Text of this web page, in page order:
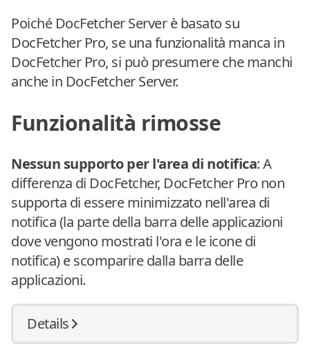
Poiché DocFetcher Server è basato su
DocFetcher Pro, se una funzionalità manca in
DocFetcher Pro, si può presumere che manchi
anche in DocFetcher Server.
Funzionalità rimosse
Nessun supporto per l'area di notifica: A
differenza di DocFetcher, DocFetcher Pro non
supporta di essere minimizzato nell'area di
notifica (la parte della barra delle applicazioni
dove vengono mostrati l'ora e le icone di
notifica) e scomparire dalla barra delle
applicazioni.
Details